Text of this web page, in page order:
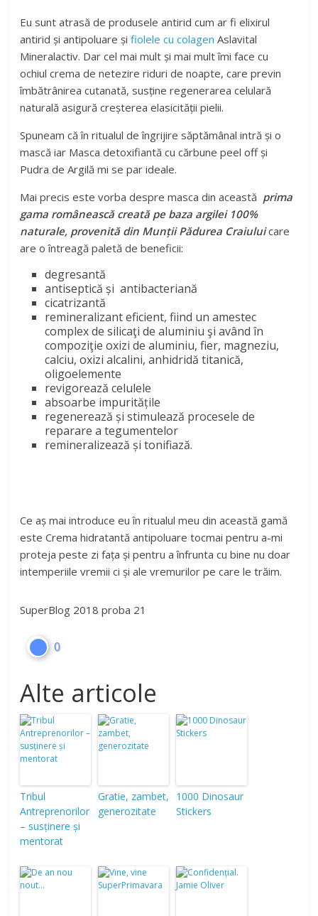
Eu sunt atrasă de produsele antirid cum ar fi elixirul
antirid și antipoluare șifiolele cu colagen Aslavital
Mineralactiv. Dar cel mai mult și mai mult îmi face cu
ochiul crema de netezire riduri de noapte, care previn
îmbătrânirea cutanată, susține regenerarea celulară
naturală asigură creșterea elasicității pielii.
Spuneam că în ritualul de îngrijire săptămânal intră și o
mască iar Masca detoxifiantă cu cărbune peel off și
Pudra de Argilă mi se par ideale.
Mai precis este vorba despre masca din această prima
gama românească creată pe baza argilei 100%
naturale, provenită din Munții Pădurea Craiuluicare
are o întreagă paletă de beneficii:
degresantă
antiseptică și antibacteriană
cicatrizantă
remineralizant eficient, fiind un amestec
complex de silicaţi de aluminiu şi având în
compoziţie oxizi de aluminiu, fier, magneziu,
calciu, oxizi alcalini, anhidridă titanică,
oligoelemente
revigorează celulele
absoarbe impuritățile
regenerează și stimulează procesele de
reparare a tegumentelor
remineralizează și tonifiază.
Ce aș mai introduce eu în ritualul meu din această gamă
este Crema hidratantă antipoluare tocmai pentru a-mi
proteja peste zi fața și pentru a înfrunta cu bine nu doar
intemperiile vremii ci și ale vremurilor pe care le trăim.
SuperBlog 2018 proba 21
0
Alte articole
Tribul
Antreprenorilor
– susținere și
mentorat
Gratie, zambet,
generozitate
1000 Dinosaur
Stickers